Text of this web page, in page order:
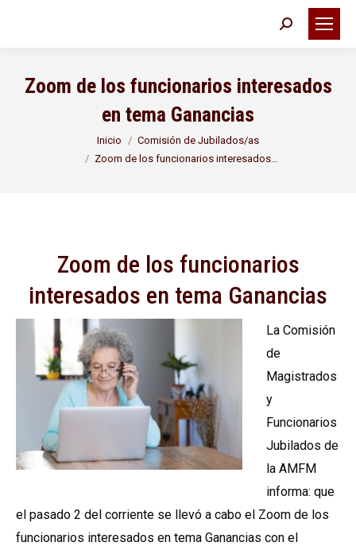
Buscar:
Zoom de los funcionarios interesados
en tema Ganancias
Inicio
Comisión de Jubilados/as
Zoom de los funcionarios interesados…
Zoom de los funcionarios
interesados en tema Ganancias
La Comisión
de
Magistrados
y
Funcionarios
Jubilados de
la AMFM
informa: que
el pasado 2 del corriente se llevó a cabo el Zoom de los
funcionarios interesados en tema Ganancias con el